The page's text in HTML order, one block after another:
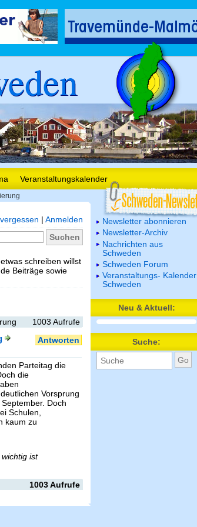
Veranstaltungskalender
| Anmelden
schreiben willst
Beiträge sowie
1003 Aufrufe
Antworten
Parteitag die
die
Vorsprung
Doch
Schulen,
kaum zu
ist
1003 Aufrufe
Newsletter abonnieren
Newsletter-Archiv
Nachrichten aus
Schweden
Schweden Forum
Veranstaltungs- Kalender
Schweden
Neu & Aktuell:
Suche: